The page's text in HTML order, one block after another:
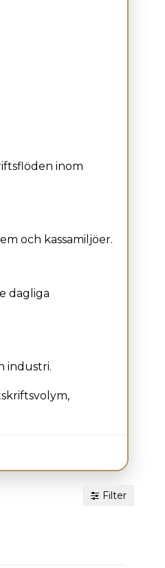
inom
och kassamiljöer.
dagliga
industri.
Filter